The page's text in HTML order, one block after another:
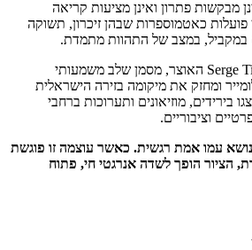
מבקשות פתרון ואינן מציעות קריאה
כאטמוספרות שבהן זיכרון, תשוקה
במקביל, במצב של התהוות מתמדת.
שיתוף הפעולה עם Serge Tiroche האוצר, מסמן שלב משמעותי
ומחזק את מיקומה בזירה הישראלית
בירידים, מוזיאונים ותערוכות ברחבי
וציבוריים.
עמו אמת רגשית. כאשר עוצמה זו פוגשת
הציור הופך לשדה אנרגטי חי, פתוח